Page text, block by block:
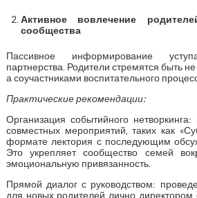
Активное вовлечение
сообщества
Пассивное информирование
партнерства. Родители стремятся быть
а соучастниками воспитательного
Практические рекомендации:
Организация событийного
совместных мероприятий, таких как
формате лектория с последующим
Это укрепляет сообщество семей
эмоциональную привязанность.
Прямой диалог с руководством:
для новых родителей лично